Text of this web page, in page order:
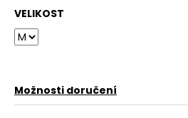
VELIKOST
Možnosti doručení
1
990
Kč